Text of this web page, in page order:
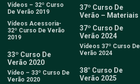
Vídeos – 32º Curso
De Verão 2019
Vídeos Acessoria-
32º Curso De Verão
2019
33º Curso De
Verão 2020
Vídeo – 33º Curso De
Verão 2020
37º Curso De
Verão – Materiais
37º Curso De
Verão 2024
Vídeos 37º Curso De
Verão 2024
38° Curso De
Verão 2025